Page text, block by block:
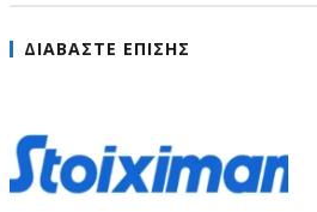
ΔΙΑΒΑΣΤΕ ΕΠΙΣΗΣ